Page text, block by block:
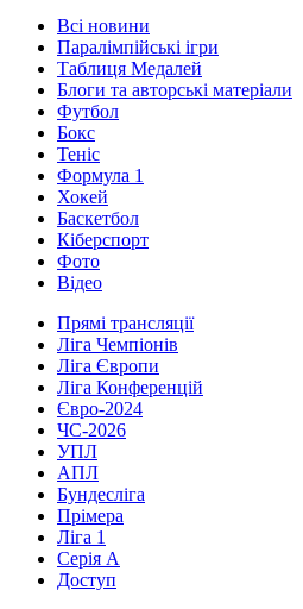
Всі новини
Паралімпійські ігри
Таблиця Медалей
Блоги та авторські матеріали
Футбол
Бокс
Теніс
Формула 1
Хокей
Баскетбол
Кіберспорт
Фото
Відео
Прямі трансляції
Ліга Чемпіонів
Ліга Європи
Ліга Конференцій
Євро-2024
ЧС-2026
УПЛ
АПЛ
Бундесліга
Прімера
Ліга 1
Серія А
Доступ